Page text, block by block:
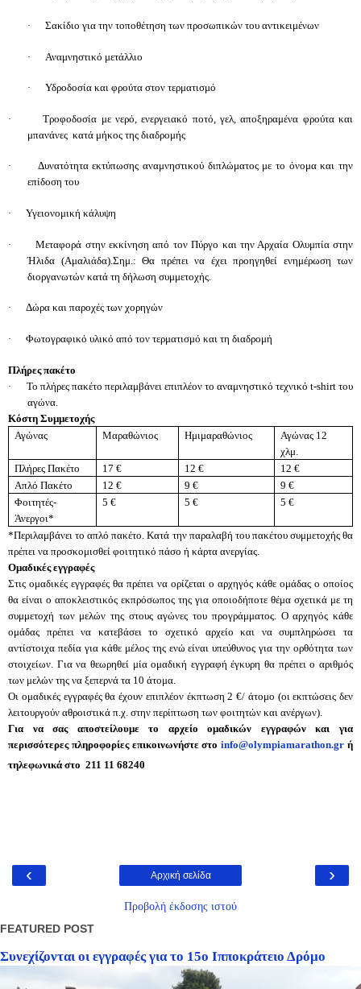
· Σακίδιο για την τοποθέτηση των προσωπικών του αντικειμένων
· Αναμνηστικό μετάλλιο
· Υδροδοσία και φρούτα στον τερματισμό
·
Τροφοδοσία με νερό, ενεργειακό ποτό, γελ, αποξηραμένα φρούτα και
μπανάνες κατά μήκος της διαδρομής
·
Δυνατότητα εκτύπωσης αναμνηστικού διπλώματος με το όνομα και την
επίδοση του
· Υγειονομική κάλυψη
·
Μεταφορά στην εκκίνηση από τον Πύργο και την Αρχαία Ολυμπία στην
Ήλιδα (Αμαλιάδα).Σημ.: Θα πρέπει να έχει προηγηθεί ενημέρωση των
διοργανωτών κατά τη δήλωση συμμετοχής.
· Δώρα και παροχές των χορηγών
· Φωτογραφικό υλικό από τον τερματισμό και τη διαδρομή
Πλήρες πακέτο
·
Το πλήρες πακέτο περιλαμβάνει επιπλέον το αναμνηστικό τεχνικό t-shirt του
αγώνα.
Κόστη Συμμετοχής
Αγώνας
Μαραθώνιος Ημιμαραθώνιος
Αγώνας 12
χλμ.
Πλήρες Πακέτο
17 € 12 €
12 €
Απλό Πακέτο
12 € 9 €
9 €
Φοιτητές-
Άνεργοι*
5 € 5 € 5 €
*Περιλαμβάνει το απλό πακέτο. Κατά την παραλαβή του πακέτου συμμετοχής θα
πρέπει να προσκομισθεί φοιτητικό πάσο ή κάρτα ανεργίας.
Ομαδικές εγγραφές
Στις ομαδικές εγγραφές θα πρέπει να ορίζεται ο αρχηγός κάθε ομάδας ο οποίος
θα είναι ο αποκλειστικός εκπρόσωπος της για οποιοδήποτε θέμα σχετικά με τη
συμμετοχή των μελών της στους αγώνες του προγράμματος. Ο αρχηγός κάθε
ομάδας πρέπει να κατεβάσει το σχετικό αρχείο και να συμπληρώσει τα
αντίστοιχα πεδία για κάθε μέλος της ενώ είναι υπεύθυνος για την ορθότητα των
στοιχείων. Για να θεωρηθεί μία ομαδική εγγραφή έγκυρη θα πρέπει ο αριθμός
των μελών της να ξεπερνά τα 10 άτομα.
Οι ομαδικές εγγραφές θα έχουν επιπλέον έκπτωση 2 €/ άτομο (οι εκπτώσεις δεν
λειτουργούν αθροιστικά π.χ. στην περίπτωση των φοιτητών και ανέργων).
Για να σας αποστείλουμε το αρχείο ομαδικών εγγραφών και για
περισσότερες πληροφορίες επικοινωνήστε στοinfo@olympiamarathon.gr ή
τηλεφωνικά στο 211 11 68240
‹ ›
Αρχική σελίδα
Προβολή έκδοσης ιστού
FEATURED POST
Συνεχίζονται οι εγγραφές για το 15ο Ιπποκράτειο Δρόμο